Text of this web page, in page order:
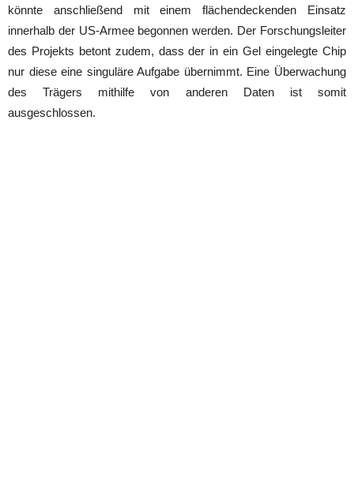
könnte anschließend mit einem flächendeckenden Einsatz
innerhalb der US-Armee begonnen werden. Der Forschungsleiter
des Projekts betont zudem, dass der in ein Gel eingelegte Chip
nur diese eine singuläre Aufgabe übernimmt. Eine Überwachung
des Trägers mithilfe von anderen Daten ist somit
ausgeschlossen.